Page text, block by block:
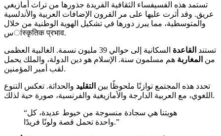
تستمد هذه الفسيفساء الثقافية الفريدة جذورها من تراث أمازيغي
عريق. وقد أثرت عليها على مر القرون الإضافات العربية والأندلسية
والمتوسطية، مما يبرز دورها في تشكيل الهوية الوطنية من خلال
سांस्कृतिक प्रभाव.
تستند القاعدة
السكانية إلى حوالي 39 مليون نسمة. الغالبية العظمى
من المغاربة هم مسلمون سنة. الإسلام هو دين الدولة، والملك يحمل
لقب أمير المؤمنين.
تحدد هذه المجتمع توازنًا ملحوظًا بين التقليد والحداثة. تعكس التنوع
اللغوي، مع العربية الدارجة والأمازيغية والفرنسية، صورة حية لذلك.
“هويتنا هي سجادة منسوجة من خيوط عديدة، كل
واحدة تحمل قصة ولونًا فريدًا.”